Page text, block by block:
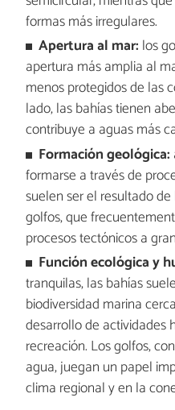
formas más irregulares.
Apertura al mar: los
apertura más amplia al
menos protegidos de las
lado, las bahías tienen
contribuye a aguas más
Formación geológica:
formarse a través de
suelen ser el resultado
golfos, que
procesos tectónicos a
Función ecológica y
tranquilas, las bahías
biodiversidad marina
desarrollo de actividades
recreación. Los golfos,
agua, juegan un papel
clima regional y en la